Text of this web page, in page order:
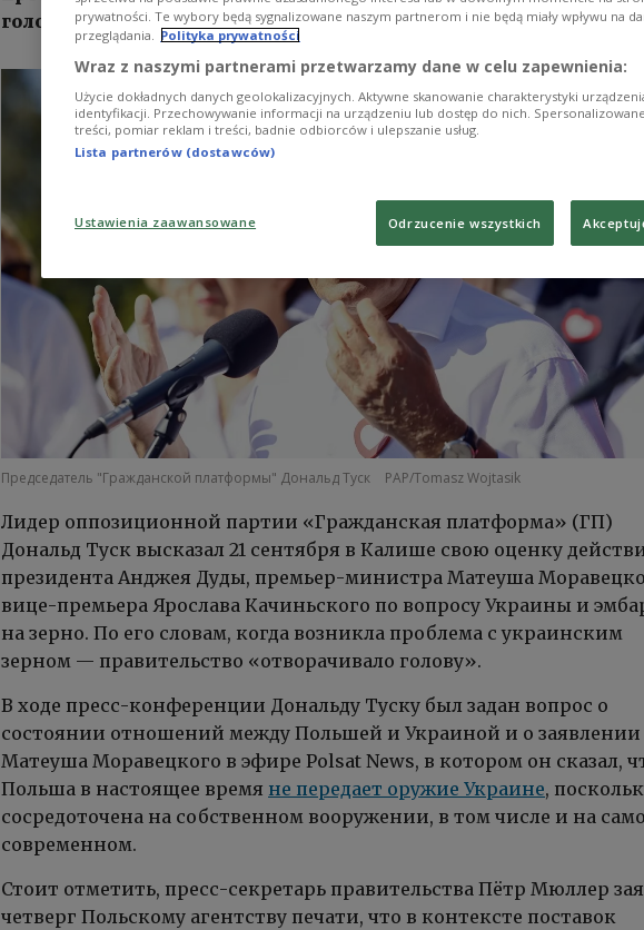
голову».
Председатель "Гражданской платформы" Дональд Туск PAP/Tomasz Wojtasik
Лидер оппозиционной партии «Гражданская платформа» (ГП)
Дональд Туск высказал 21 сентября в Калише свою оценку
президента Анджея Дуды, премьер-министра Матеуша
вице-премьера Ярослава Качиньского по вопросу Украины и
на зерно. По его словам, когда возникла проблема с украинским
зерном — правительство «отворачивало голову».
В ходе пресс-конференции Дональду Туску был задан вопрос о
состоянии отношений между Польшей и Украиной и о заявлении
Матеуша Моравецкого в эфире Polsat News, в котором он сказал,
Польша в настоящее время не передает оружие Украине,
сосредоточена на собственном вооружении, в том числе и на
современном.
Стоит отметить, пресс-секретарь правительства Пётр Мюллер
четверг Польскому агентству печати, что в контексте поставок
prywatności. Te wybory będą sygnalizowane naszym partnerom i nie będą miały wpływu na
przeglądania.
Polityka prywatności
Wraz z naszymi partnerami przetwarzamy dane w celu zapewnienia:
Użycie dokładnych danych geolokalizacyjnych. Aktywne skanowanie charakterystyki
identyfikacji. Przechowywanie informacji na urządzeniu lub dostęp do nich.
treści, pomiar reklam i treści, badnie odbiorców i ulepszanie usług.
Lista partnerów (dostawców)
Ustawienia zaawansowane Odrzucenie wszystkich